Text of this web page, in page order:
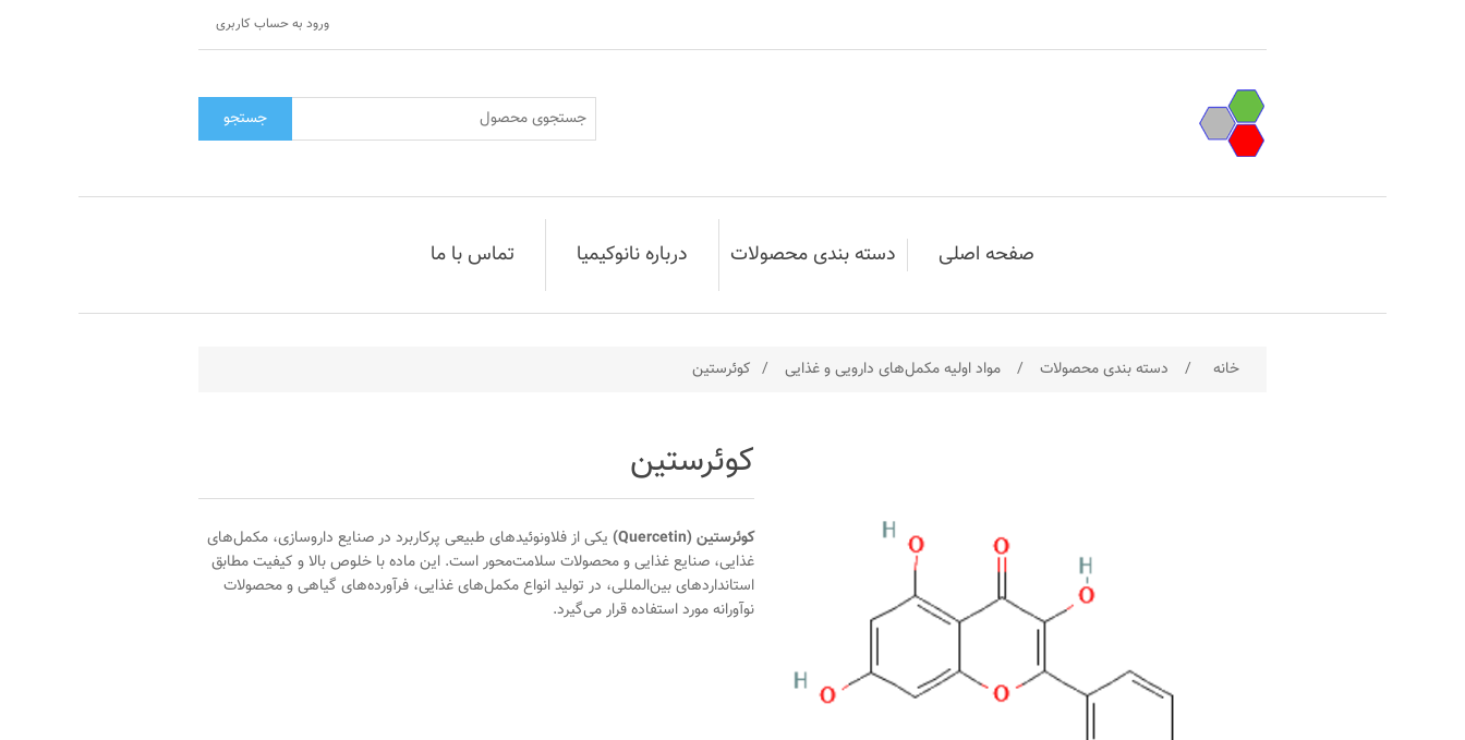
ورود به حساب کاربری
جستجو
صفحه اصلی دسته بندی محصولات درباره نانوکیمیا تماس با ما
خانه / دسته بندی محصولات / مواد اولیه مکمل‌های دارویی و غذایی / کوئرستین
کوئرستین
کوئرستین (Quercetin)
یکی از فلاونوئیدهای طبیعی پرکاربرد در صنایع داروسازی، مکمل‌های
غذایی، صنایع غذایی و محصولات سلامت‌محور است. این ماده با خلوص بالا و کیفیت مطابق
استانداردهای بین‌المللی، در تولید انواع مکمل‌های غذایی، فرآورده‌های گیاهی و محصولات
نوآورانه مورد استفاده قرار می‌گیرد.